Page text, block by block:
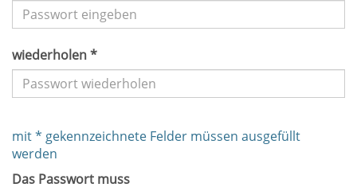
wiederholen *
mit * gekennzeichnete Felder müssen ausgefüllt
werden
Das Passwort muss